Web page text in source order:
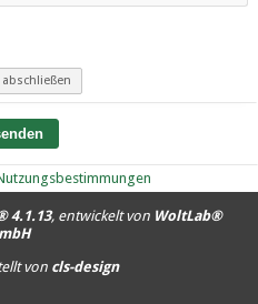
4.1.13, entwickelt von WoltLab®
von cls-design